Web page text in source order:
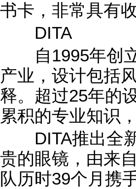
书卡，非常具有
DITA
自1995年创立
产业，设计包括
释。超过25年的
累积的专业知识
DITA推出全新
贵的眼镜，由来
队历时39个月携